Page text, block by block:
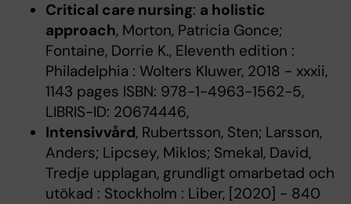
Critical care nursing: a holistic
approach, Morton, Patricia Gonce;
Fontaine, Dorrie K., Eleventh edition :
Philadelphia : Wolters Kluwer, 2018 - xxxii,
1143 pages ISBN: 978-1-4963-1562-5,
LIBRIS-ID: 20674446,
Intensivvård, Rubertsson, Sten; Larsson,
Anders; Lipcsey, Miklos; Smekal, David,
Tredje upplagan, grundligt omarbetad och
utökad : Stockholm : Liber, [2020] - 840